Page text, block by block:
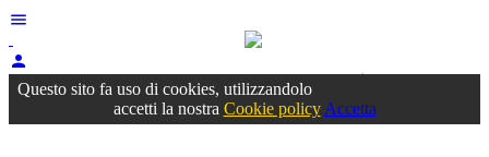
menu
person
Accedioppure registrati
Questo sito fa uso di cookies, utilizzandolo
accetti la nostra Cookie policy Accetta